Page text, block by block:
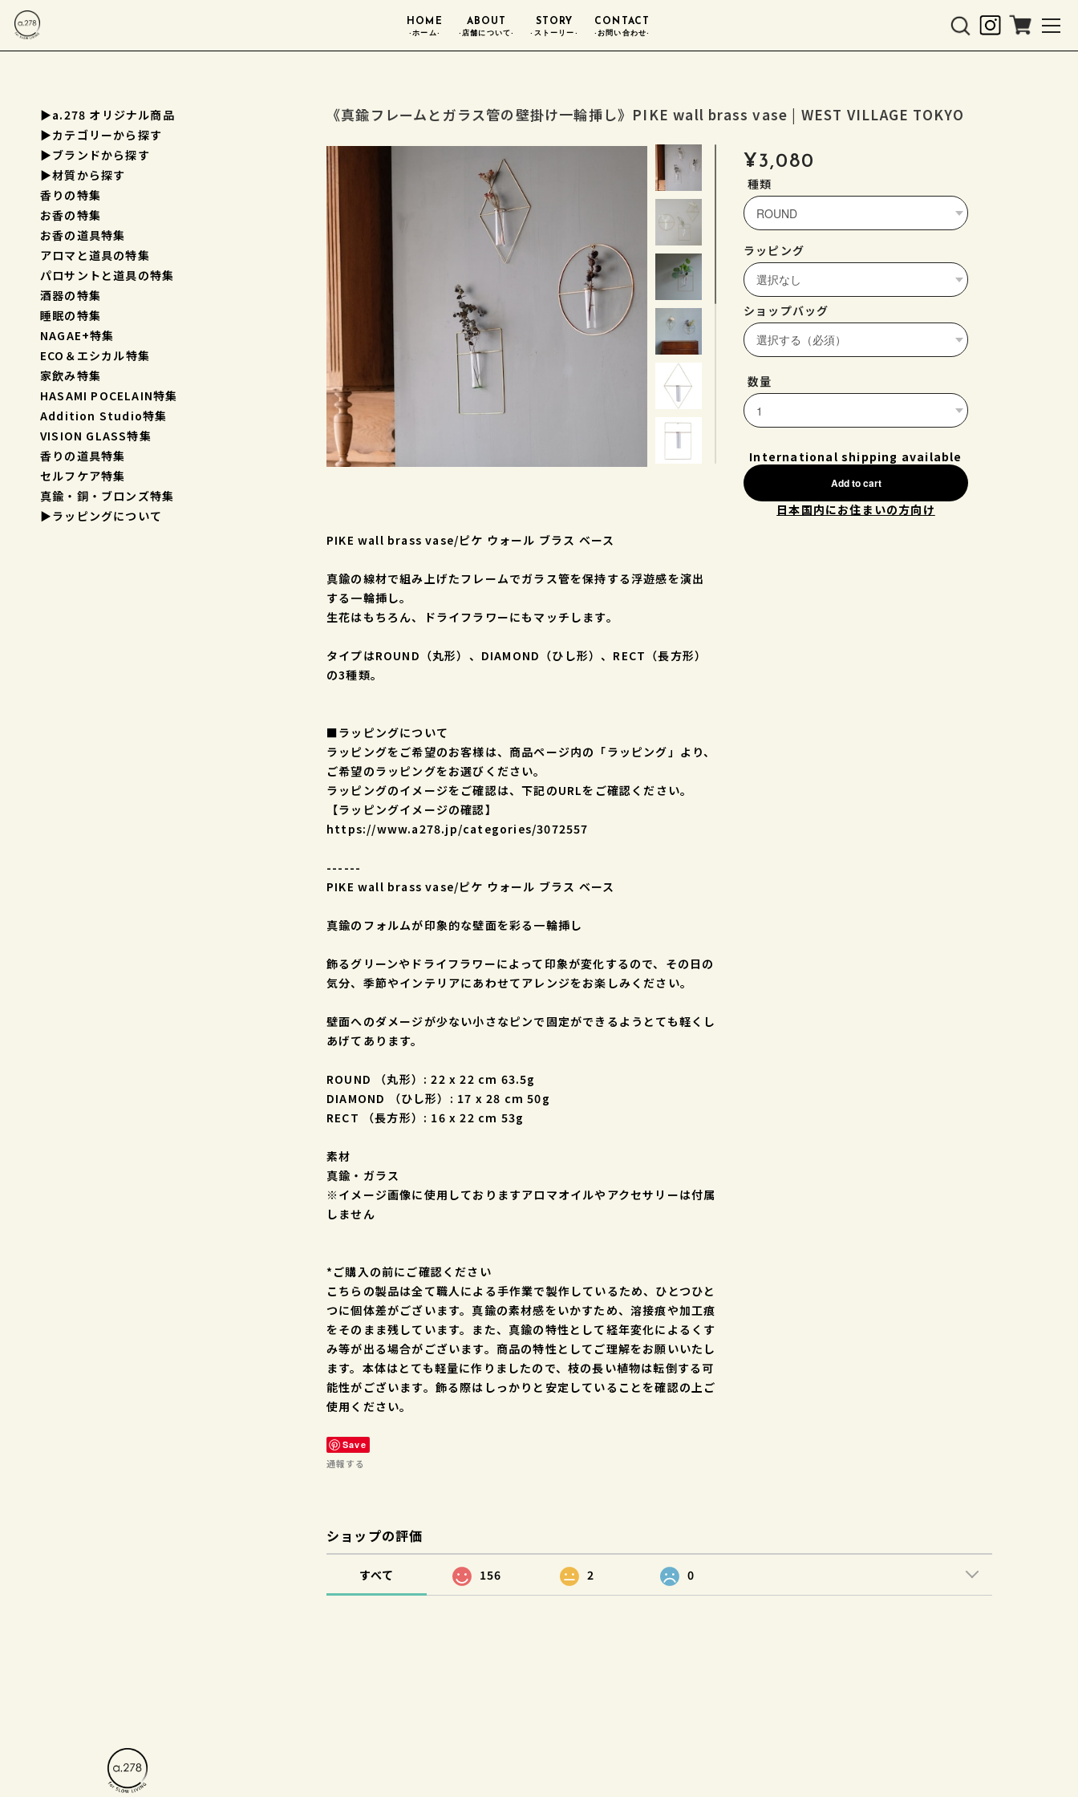
HOME
-ホーム-
ABOUT
-店舗について-
STORY
-ストーリー-
CONTACT
-お問い合わせ-
▶a.278 オリジナル商品
▶︎カテゴリーから探す
▶︎ブランドから探す
▶︎材質から探す
香りの特集
お香の特集
お香の道具特集
アロマと道具の特集
パロサントと道具の特集
酒器の特集
睡眠の特集
NAGAE+特集
ECO＆エシカル特集
家飲み特集
HASAMI POCELAIN特集
Addition Studio特集
VISION GLASS特集
香りの道具特集
セルフケア特集
真鍮・銅・ブロンズ特集
▶︎ラッピングについて
《真鍮フレームとガラス管の壁掛け一輪挿し》PIKE wall brass vase | WEST VILLAGE TOKYO
¥3,080
種類
ラッピング
ショップバッグ
数量
International shipping available
Add to cart
日本国内にお住まいの方向け
PIKE wall brass vase/ピケ ウォール ブラス ベース
真鍮の線材で組み上げたフレームでガラス管を保持する浮遊感を演出
する一輪挿し。
生花はもちろん、ドライフラワーにもマッチします。
タイプはROUND（丸形）、DIAMOND（ひし形）、RECT（長方形）
の3種類。
■ラッピングについて
ラッピングをご希望のお客様は、商品ページ内の「ラッピング」より、
ご希望のラッピングをお選びください。
ラッピングのイメージをご確認は、下記のURLをご確認ください。
【ラッピングイメージの確認】
https://www.a278.jp/categories/3072557
------
PIKE wall brass vase/ピケ ウォール ブラス ベース
真鍮のフォルムが印象的な壁面を彩る一輪挿し
飾るグリーンやドライフラワーによって印象が変化するので、その日の
気分、季節やインテリアにあわせてアレンジをお楽しみください。
壁面へのダメージが少ない小さなピンで固定ができるようとても軽くし
あげてあります。
ROUND （丸形）: 22 x 22 cm 63.5g
DIAMOND （ひし形）: 17 x 28 cm 50g
RECT （長方形）: 16 x 22 cm 53g
素材
真鍮・ガラス
※イメージ画像に使用しておりますアロマオイルやアクセサリーは付属
しません
*ご購入の前にご確認ください
こちらの製品は全て職人による手作業で製作しているため、ひとつひと
つに個体差がございます。真鍮の素材感をいかすため、溶接痕や加工痕
をそのまま残しています。また、真鍮の特性として経年変化によるくす
み等が出る場合がございます。商品の特性としてご理解をお願いいたし
ます。本体はとても軽量に作りましたので、枝の長い植物は転倒する可
能性がございます。飾る際はしっかりと安定していることを確認の上ご
使用ください。
Save
通報する
ショップの評価
すべて 156 2 0